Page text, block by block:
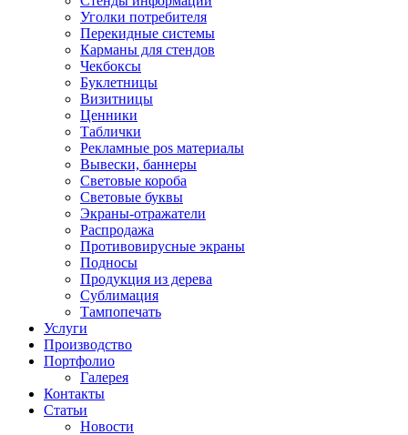
Уголки потребителя
Перекидные системы
Карманы для стендов
Чекбоксы
Буклетницы
Визитницы
Ценники
Таблички
Рекламные pos материалы
Вывески, баннеры
Световые короба
Световые буквы
Экраны-отражатели
Распродажа
Противовирусные экраны
Подносы
Продукция из дерева
Сублимация
Тампопечать
Услуги
Производство
Портфолио
Галерея
Контакты
Статьи
Новости